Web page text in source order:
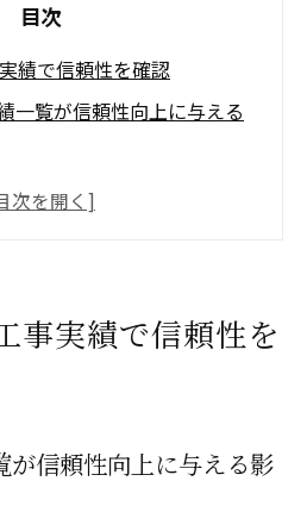
目次
績で信頼性を確認
一覧が信頼性向上に与える
一覧と土木工事の関係性を
土木工事の実績が重要な理
事実績で信頼性を
が信頼性向上に与える影